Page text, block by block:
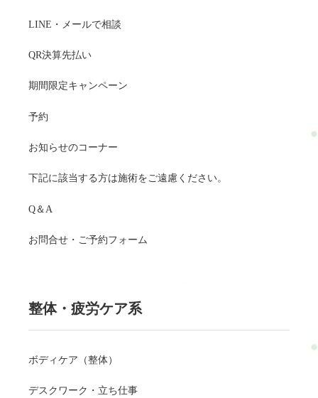
LINE・メールで相談
QR決算先払い
期間限定キャンペーン
予約
お知らせのコーナー
下記に該当する方は施術をご遠慮ください。
Q＆A
お問合せ・ご予約フォーム
整体・疲労ケア系
ボディケア（整体）
デスクワーク・立ち仕事